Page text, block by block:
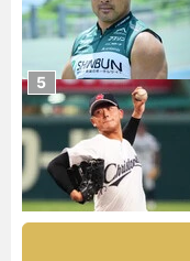
5